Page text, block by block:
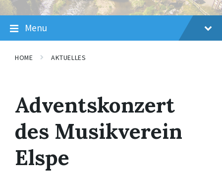
Menu
HOME AKTUELLES
Adventskonzert
des Musikverein
Elspe